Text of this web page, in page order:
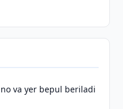
va yer bepul beriladi